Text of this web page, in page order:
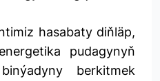
hasabaty diňläp,
pudagynyň
berkitmek